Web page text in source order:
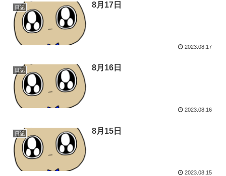
日記 8月17日
2023.08.17
日記 8月16日
2023.08.16
日記 8月15日
2023.08.15